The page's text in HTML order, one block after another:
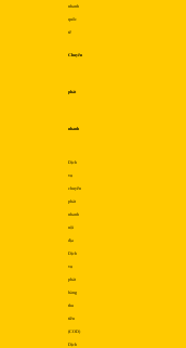
nhanh
quốc
tế
Chuyển
phát
nhanh
Dịch
vụ
chuyển
phát
nhanh
nội
địa
Dịch
vụ
phát
hàng
thu
tiền
(COD)
Dịch